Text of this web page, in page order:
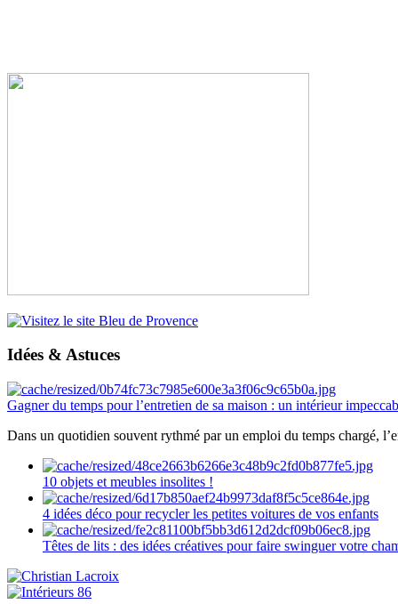
Idées & Astuces
Gagner du temps pour l’entretien de sa maison : un intérieur
Dans un quotidien souvent rythmé par un emploi du temps chargé,
10 objets et meubles insolites !
4 idées déco pour recycler les petites voitures de vos enfants
Têtes de lits : des idées créatives pour faire swinguer votre